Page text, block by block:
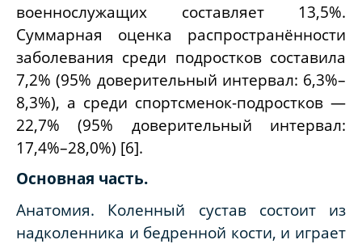
военнослужащих составляет 13,5%.
Суммарная оценка распространённости
заболевания среди подростков составила
7,2% (95% доверительный интервал: 6,3%–
8,3%), а среди спортсменок-подростков —
22,7% (95% доверительный интервал:
17,4%–28,0%) [6].
Основная часть.
Анатомия. Коленный сустав состоит из
надколенника и бедренной кости, и играет